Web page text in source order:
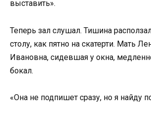
выставить».
Теперь зал слушал. Тишина
столу, как пятно на скатерти. Мать
Ивановна, сидевшая у окна,
бокал.
«Она не подпишет сразу, но я найду